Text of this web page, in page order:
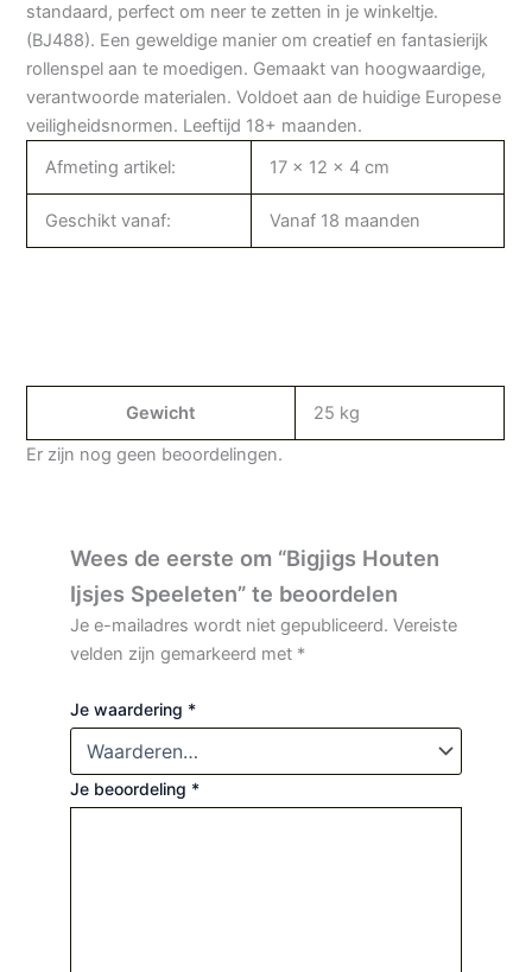
standaard, perfect om neer te zetten in je winkeltje.
(BJ488). Een geweldige manier om creatief en fantasierijk
rollenspel aan te moedigen. Gemaakt van hoogwaardige,
verantwoorde materialen. Voldoet aan de huidige Europese
veiligheidsnormen. Leeftijd 18+ maanden.
Afmeting artikel:
17 x 12 x 4 cm
Geschikt vanaf: Vanaf 18 maanden
Gewicht
25 kg
Er zijn nog geen beoordelingen.
Wees de eerste om “Bigjigs Houten
Ijsjes Speeleten” te beoordelen
Je e-mailadres wordt niet gepubliceerd. Vereiste
velden zijn gemarkeerd met *
Je waardering *
Je beoordeling *